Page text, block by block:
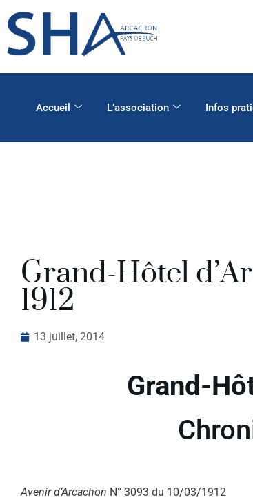
Accueil L’association Infos
Grand-Hôtel
1912
13 juillet, 2014
Grand-
Avenir d’Arcachon N° 3093 du 10/03/1912